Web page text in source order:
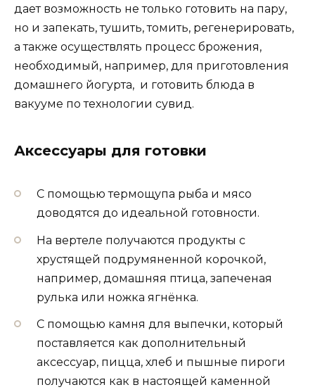
дает возможность не только готовить на пару,
но и запекать, тушить, томить, регенерировать,
а также осуществлять процесс брожения,
необходимый, например, для приготовления
домашнего йогурта, и готовить блюда в
вакууме по технологии сувид.
Аксессуары для готовки
С помощью термощупа рыба и мясо
доводятся до идеальной готовности.
На вертеле получаются продукты с
хрустящей подрумяненной корочкой,
например, домашняя птица, запеченая
рулька или ножка ягнёнка.
С помощью камня для выпечки, который
поставляется как дополнительный
аксессуар, пицца, хлеб и пышные пироги
получаются как в настоящей каменной